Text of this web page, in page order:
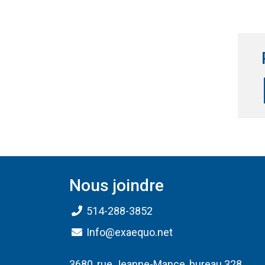
Nous joindre
514-288-3852
Info@exaequo.net